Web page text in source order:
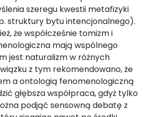
szeregu kwestii metafizyki
struktury bytu intencjonalnego).
że współcześnie tomizm i
mają wspólnego
jest naturalizm w różnych
z tym rekomendowano, że
a ontologią fenomenologiczną
głębsza współpraca, gdyż tylko
podjąć sensowną debatę z